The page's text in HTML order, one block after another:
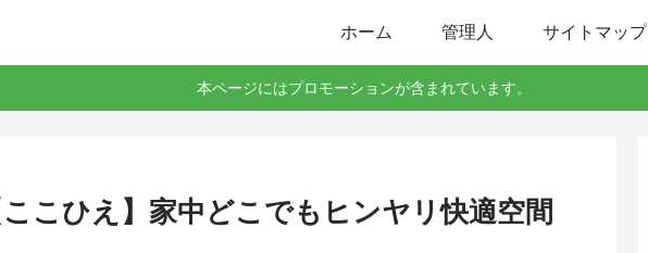
ホーム 管理人 サイトマップ
本ページにはプロモーションが含まれています。
こひえ】家中どこでもヒンヤリ快適空間